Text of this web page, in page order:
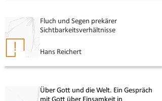
Fluch und Segen prekärer
Sichtbarkeitsverhältnisse
Hans Reichert
Über Gott und die Welt. Ein Gespräch